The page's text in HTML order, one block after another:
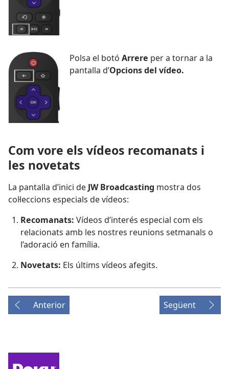
Polsa el botó Arrere per a tornar a la
pantalla d’Opcions del vídeo.
Com vore els vídeos recomanats i
les novetats
La pantalla d’inici de JW Broadcasting mostra dos
col·leccions especials de vídeos:
Recomanats: Vídeos d’interés especial com els
relacionats amb les nostres reunions setmanals o
l’adoració en família.
Novetats: Els últims vídeos afegits.
Anterior Següent